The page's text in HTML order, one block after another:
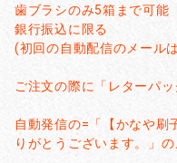
歯ブラシのみ5箱まで可能
銀行振込に限る
(初回の自動配信のメール
ご注文の際に「レターパ
自動発信の=「【かなや
りがとうございます。」